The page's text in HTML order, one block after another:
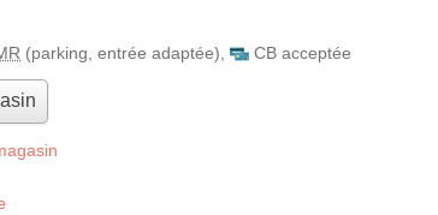
(parking, entrée adaptée) CB acceptée